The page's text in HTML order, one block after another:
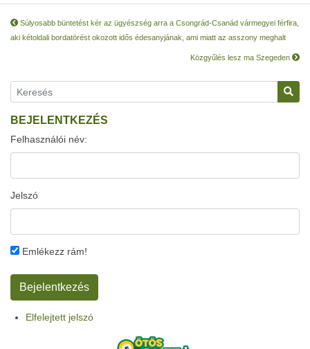
Súlyosabb büntetést kér az ügyészség arra a Csongrád-Csanád vármegyei férfira,
aki kétoldali bordatörést okozott idős édesanyjának, ami miatt az asszony meghalt
Közgyűlés lesz ma Szegeden
BEJELENTKEZÉS
Felhasználói név:
Jelszó
Emlékezz rám!
Elfelejtett jelszó